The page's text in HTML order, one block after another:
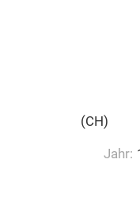
Musikverlag (CH)
Jahr: